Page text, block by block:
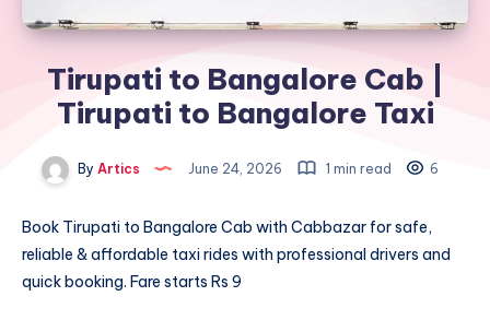
Tirupati to Bangalore Cab |
Tirupati to Bangalore Taxi
By Artics June 24, 2026 1 min read 6
Book Tirupati to Bangalore Cab with Cabbazar for safe,
reliable & affordable taxi rides with professional drivers and
quick booking. Fare starts Rs 9